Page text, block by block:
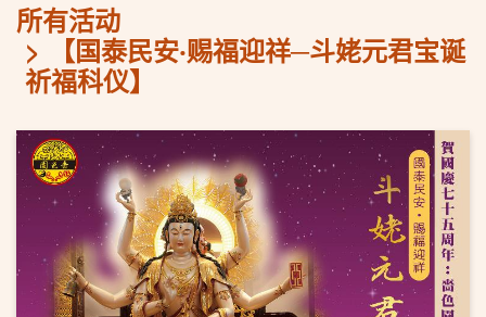
所有活动
【国泰民安‧赐福迎祥─斗姥元君宝诞
祈福科仪】